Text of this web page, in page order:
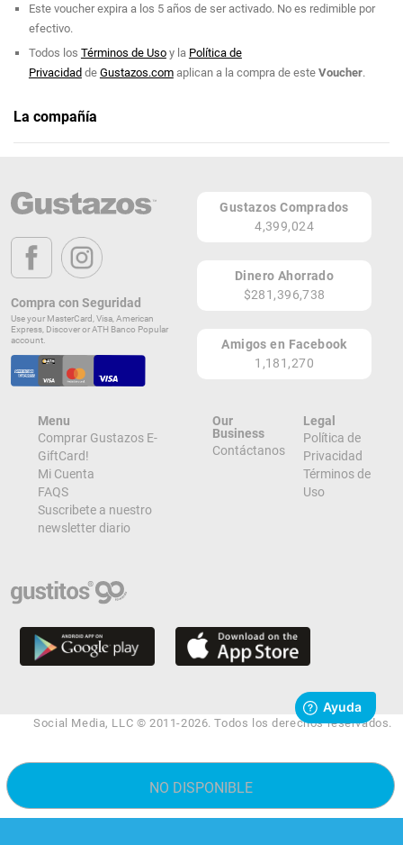
NO DISPONIBLE
pizzas, palitos de queso y quesadillas, acompañadas de bebidas
refrescantes como mojitos, cervezas y piña colada.
Eventos y celebraciones
como cumpleaños, bodas íntimas o reuniones. Dispone de salones con
comida casual y celebraciones tanto bajo techo como al aire libre. Es
especialmente recomendado para grupos, cumpleaños y días de diversión
con niños.
Este voucher expira a los 5 años de ser activado. No es redimible por
efectivo.
Todos los Términos de Usoy la Política de
Privacidadde Gustazos.comaplican a la compra de este Voucher.
La compañía
Página Web
Carr. 152 Km. 18.7 Bo. Cedro Abajo
Naranjito 00719
PR
Lugares de Redención
¡Ver todos en el Mapa!
Carr 152, km 18.7, Bo Cedro Abajo
¡Localizar en el Mapa!
Compra con Seguridad
Use your MasterCard, Visa, American
Express, Discover or ATH Banco Popular
account.
Gustazos Comprados
4,399,024
Dinero Ahorrado
$281,396,738
Amigos en Facebook
1,181,270
Menu
Comprar Gustazos E-
GiftCard!
Mi Cuenta
FAQS
Suscribete a nuestro
newsletter diario
Our
Business
Contáctanos
Legal
Política de
Privacidad
Términos de
Uso
Social Media, LLC © 2011-2026. Todos los derechos reservados.